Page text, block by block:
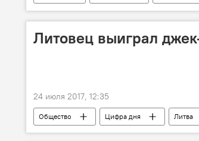
экология
Литовец выиграл
24 июля 2017, 12:35
Общество Цифра дня Литва
джек-пот